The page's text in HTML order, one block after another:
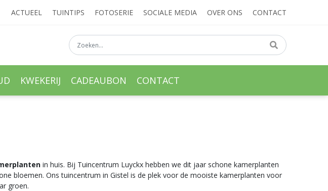
ACTUEEL TUINTIPS FOTOSERIE SOCIALE MEDIA OVER ONS CONTACT
KWEKERIJ CADEAUBON CONTACT
in huis. Bij Tuincentrum Luyckx hebben we dit jaar schone kamerplanten
bloemen. Ons tuincentrum in Gistel is de plek voor de mooiste kamerplanten voor
groen.